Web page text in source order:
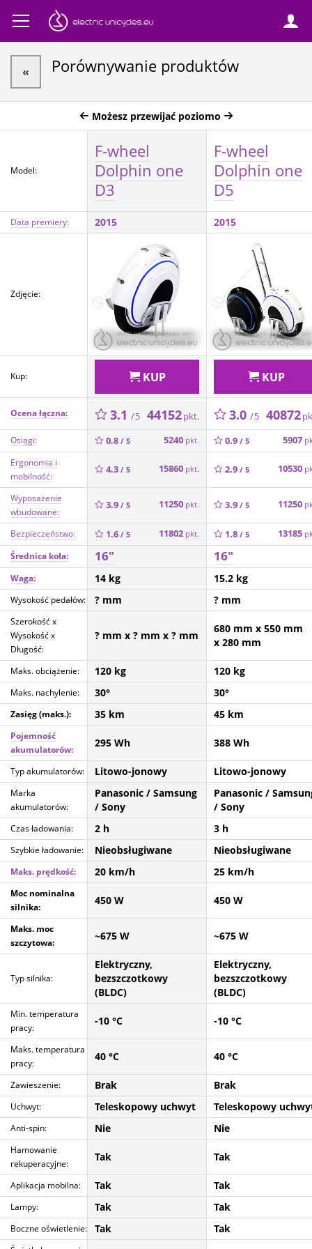
« Porównywanie produktów
Możesz przewijać poziomo
Model:
F-wheel
Dolphin one
D3
F-wheel
Dolphin one
D5
Data premiery: 2015 2015
Zdjęcie:
Kup: KUP KUP
Ocena łączna: 3.1 / 5 44152pkt. 3.0 / 5 40872
Osiągi: 0.8 / 5 5240 pkt. 0.9 / 5 5907
Ergonomia i
mobilność:
4.3 / 5 15860 pkt. 2.9 / 5 10530
Wyposażenie
wbudowane:
3.9 / 5 11250 pkt. 3.9 / 5 11250
Bezpieczeństwo: 1.6 / 5 11802 pkt. 1.8 / 5 13185
Średnica koła: 16" 16"
Waga: 14 kg 15.2 kg
Wysokość pedałów: ? mm ? mm
Szerokość x
Wysokość x
Długość:
? mm x ? mm x ? mm
680 mm x 550 mm
x 280 mm
Maks. obciążenie: 120 kg 120 kg
Maks. nachylenie: 30° 30°
Zasięg (maks.): 35 km 45 km
Pojemność
akumulatorów:
295 Wh 388 Wh
Typ akumulatorów: Litowo-jonowy Litowo-jonowy
Marka
akumulatorów:
Panasonic / Samsung
/ Sony
Panasonic /
/ Sony
Czas ładowania: 2 h 3 h
Szybkie ładowanie: Nieobsługiwane Nieobsługiwane
Maks. prędkość: 20 km/h 25 km/h
Moc nominalna
silnika:
450 W 450 W
Maks. moc
szczytowa:
~675 W ~675 W
Typ silnika:
Elektryczny,
bezszczotkowy
(BLDC)
Elektryczny,
bezszczotkowy
(BLDC)
Min. temperatura
pracy:
-10 °C -10 °C
Maks. temperatura
pracy:
40 °C 40 °C
Zawieszenie: Brak Brak
Uchwyt: Teleskopowy uchwyt Teleskopowy
Anti-spin: Nie Nie
Hamowanie
rekuperacyjne:
Tak Tak
Aplikacja mobilna: Tak Tak
Lampy: Tak Tak
Boczne oświetlenie: Tak Tak